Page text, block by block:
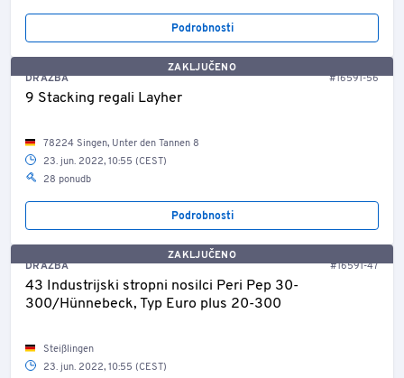
Podrobnosti
ZAKLJUČENO
DRAŽBA
#16591-56
9 Stacking regali Layher
78224 Singen, Unter den Tannen 8
23. jun. 2022, 10:55 (CEST)
28 ponudb
Podrobnosti
ZAKLJUČENO
DRAŽBA
#16591-47
43 Industrijski stropni nosilci Peri Pep 30-
300/Hünnebeck, Typ Euro plus 20-300
Steißlingen
23. jun. 2022, 10:55 (CEST)